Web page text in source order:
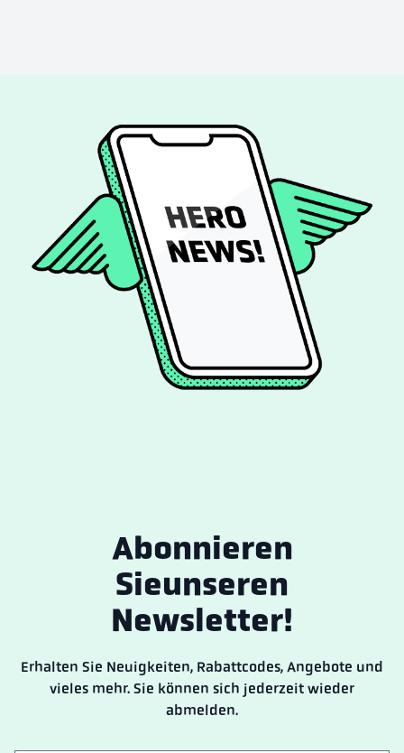
Abonnieren
Sieunseren
Newsletter!
Erhalten Sie Neuigkeiten, Rabattcodes, Angebote und
vieles mehr. Sie können sich jederzeit wieder
abmelden.